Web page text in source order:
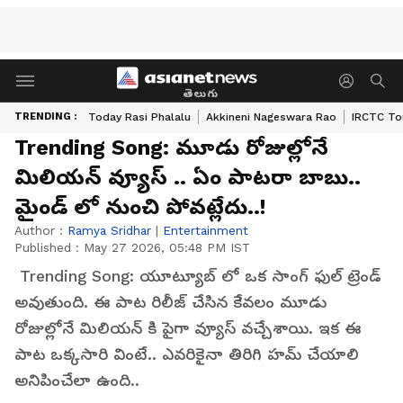
తెలుగు
TRENDING : Today Rasi Phalalu Akkineni Nageswara Rao IRCTC
Trending Song: మూడు రోజుల్లోనే
మిలియన్ వ్యూస్ .. ఏం పాటరా బాబు..
మైండ్ లో నుంచి పోవట్లేదు..!
Author : Ramya Sridhar | Entertainment
Published : May 27 2026, 05:48 PM IST
Trending Song: యూట్యూబ్ లో ఒక సాంగ్ ఫుల్ ట్రెండ్
అవుతుంది. ఈ పాట రిలీజ్ చేసిన కేవలం మూడు
రోజుల్లోనే మిలియన్ కి పైగా వ్యూస్ వచ్చేశాయి. ఇక ఈ
పాట ఒక్కసారి వింటే.. ఎవరికైనా తిరిగి హమ్ చేయాలి
అనిపించేలా ఉంది..